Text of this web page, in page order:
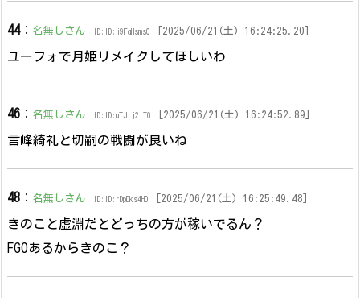
44： 名無しさん ID:ID:j9FqHsms0 [2025/06/21(土) 16:24:25.20]
ユーフォで月姫リメイクしてほしいわ
46 ： 名無しさん ID:ID:uTJIj2tT0 [2025/06/21(土) 16:24:52.89]
言峰綺礼と切嗣の戦闘が良いね
48 ： 名無しさん ID:ID:rDpDks4H0 [2025/06/21(土) 16:25:49.48]
きのこと虚淵だとどっちの方が稼いでるん？
FGOあるからきのこ？